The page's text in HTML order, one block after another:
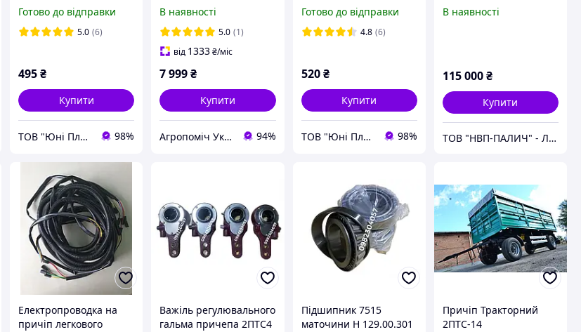
передніх габаритів
Готово до відправки
5.0 (6)
495₴
Купити
ТОВ "Юні Пласт" 98%
В наявності
5.0 (1)
від 1333₴/міс
7 999₴
Купити
Агропоміч Україна 94%
габаритами
Готово до відправки
4.8 (6)
520 ₴
Купити
ТОВ "Юні Пласт" 98%
В наявності
115 000₴
Купити
ТОВ "НВП-ПАЛИЧ" - Львів
Електропроводка на
причіп легкового
Важіль регулювального
гальма причепа 2ПТС4
Підшипник 7515
маточини Н 129.00.301
Причіп Тракторний
2ПТС-14